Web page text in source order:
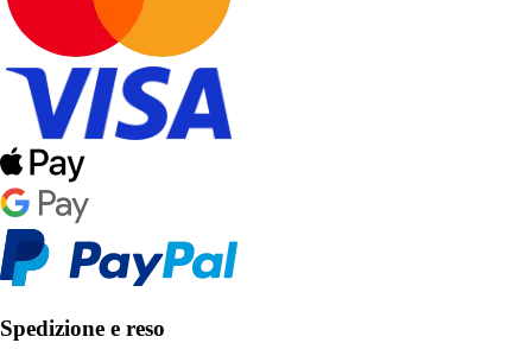
Spedizione e reso